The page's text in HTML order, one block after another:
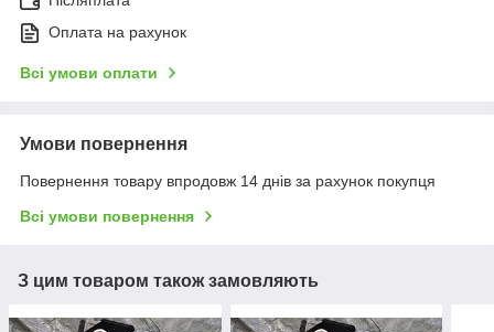
Оплата на рахунок
Всі умови оплати
Умови повернення
Повернення товару впродовж 14 днів за рахунок покупця
Всі умови повернення
З цим товаром також замовляють